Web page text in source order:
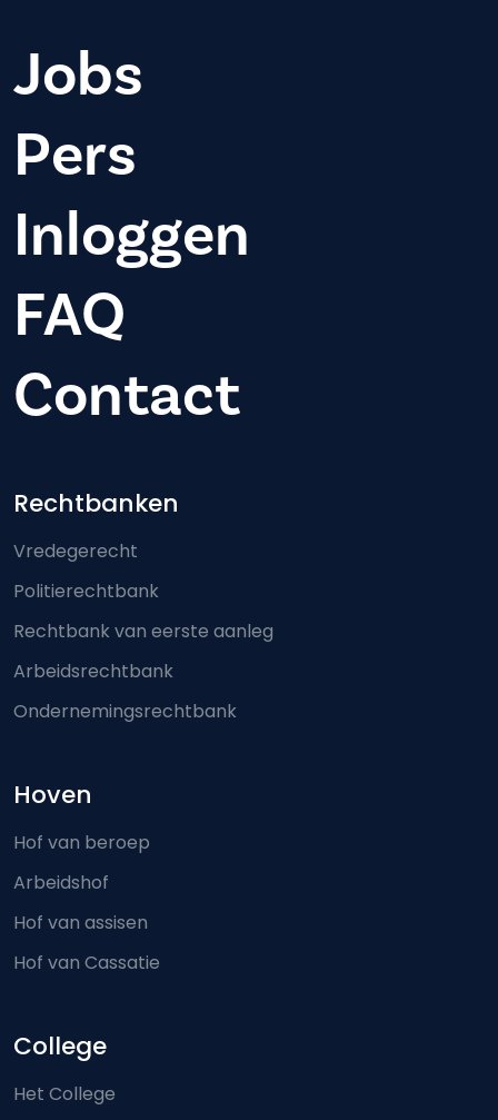
Jobs
Pers
Inloggen
FAQ
Contact
Footer-menu
Rechtbanken
Vredegerecht
Politierechtbank
Rechtbank van eerste aanleg
Arbeidsrechtbank
Ondernemingsrechtbank
Hoven
Hof van beroep
Arbeidshof
Hof van assisen
Hof van Cassatie
College
Het College